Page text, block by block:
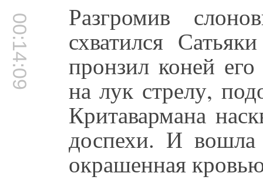
00:14:09 Разгромив
схватился
пронзил коней
на лук стрелу,
Критавармана
доспехи. И вошла
окрашенная